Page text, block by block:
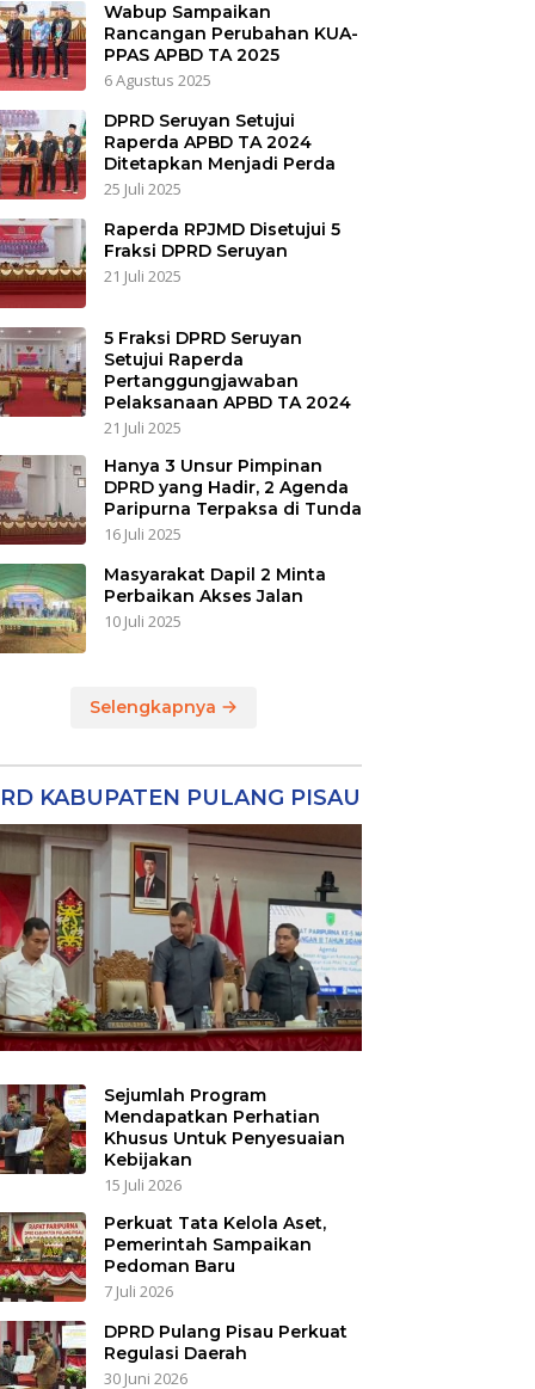
Wabup Sampaikan
Rancangan Perubahan KUA-
PPAS APBD TA 2025
6 Agustus 2025
DPRD Seruyan Setujui
Raperda APBD TA 2024
Ditetapkan Menjadi Perda
25 Juli 2025
Raperda RPJMD Disetujui 5
Fraksi DPRD Seruyan
21 Juli 2025
5 Fraksi DPRD Seruyan
Setujui Raperda
Pertanggungjawaban
Pelaksanaan APBD TA 2024
21 Juli 2025
Hanya 3 Unsur Pimpinan
DPRD yang Hadir, 2 Agenda
Paripurna Terpaksa di Tunda
16 Juli 2025
Masyarakat Dapil 2 Minta
Perbaikan Akses Jalan
10 Juli 2025
Selengkapnya
KABUPATEN PULANG PISAU
Sejumlah Program
Mendapatkan Perhatian
Khusus Untuk Penyesuaian
Kebijakan
15 Juli 2026
Perkuat Tata Kelola Aset,
Pemerintah Sampaikan
Pedoman Baru
7 Juli 2026
DPRD Pulang Pisau Perkuat
Regulasi Daerah
30 Juni 2026